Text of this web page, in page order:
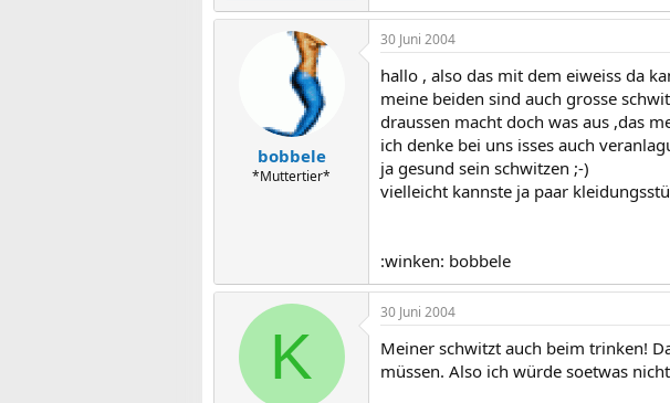
bobbele
*Muttertier*
30 Juni 2004
hallo , also das mit dem eiweiss da
meine beiden sind auch grosse
draussen macht doch was aus ,das
ich denke bei uns isses auch
ja gesund sein schwitzen ;-)
vielleicht kannste ja paar
:winken: bobbele
K
30 Juni 2004
Meiner schwitzt auch beim trinken!
müssen. Also ich würde soetwas